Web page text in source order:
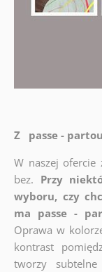
Z passe -
W naszej
bez. Przy
wyboru, czy
ma passe -
Oprawa w
kontrast
tworzy